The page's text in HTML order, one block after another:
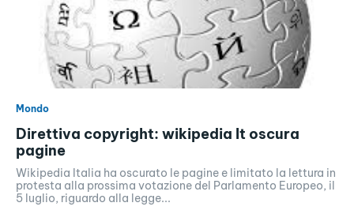
Mondo
Direttiva copyright: wikipedia It oscura
pagine
Wikipedia Italia ha oscurato le pagine e limitato la lettura in
protesta alla prossima votazione del Parlamento Europeo, il
5 luglio, riguardo alla legge...